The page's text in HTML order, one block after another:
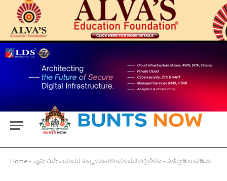
Home » ಸ್ವಾಮಿ ವಿವೇಕಾನಂದರ ತತ್ತ್ವಾದರ್ಶಗಳಿಂದ ಬದುಕಿನಲ್ಲಿ ಬೆಳಕು – ನಿಡ್ಡೋಡಿ ಚಾವಡಿಮನೆ ಡಾ| ಜಗನ್ನಾಥ ಶೆಟ್ಟಿ